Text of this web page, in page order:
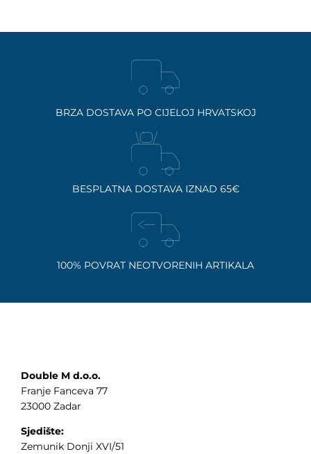
BRZA DOSTAVA PO CIJELOJ HRVATSKOJ
BESPLATNA DOSTAVA IZNAD 65€
100% POVRAT NEOTVORENIH ARTIKALA
Double M d.o.o.
Franje Fanceva 77
23000 Zadar
Sjedište:
Zemunik Donji XVI/51